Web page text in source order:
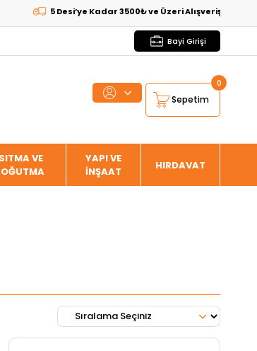
5 Desi’ye Kadar 3500₺ ve Üzeri AlışverişlerdeKARGO
Bayi Girişi
Sepetim
0
VE
YAPI VE
İNŞAAT
HIRDAVAT